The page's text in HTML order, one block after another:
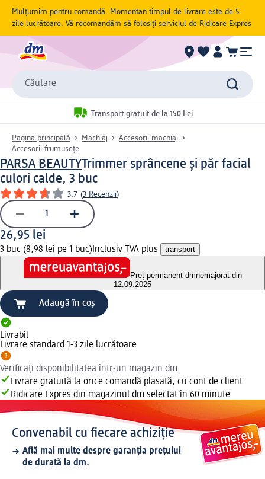
Mulțumim pentru comandă. Momentan timpul de livrare este de 5
zile lucrătoare. Vă recomandăm să folosiți serviciul de Ridicare Expres
Căutare
Transport gratuit de la 150 Lei
Pagina principală Machiaj
Accesorii machiaj
Accesorii frumusețe
PARSA BEAUTYTrimmer sprâncene și păr facial
culori calde, 3 buc
3.7 (3 Recenzii)
26,95 lei
3 buc (8,98 lei pe 1 buc) Inclusiv TVA plus transport
Preț permanent dmnemajorat din
12.09.2025
Adaugă în coș
Livrabil
Livrare standard 1-3 zile lucrătoare
Verificați disponibilitatea într-un magazin dm
Livrare gratuită la orice comandă plasată, cu cont de client
Ridicare Expres din magazinul dm selectat în 60 minute.
Convenabil cu fiecare achiziție
Află mai multe despre garanția prețului
de durată la dm.